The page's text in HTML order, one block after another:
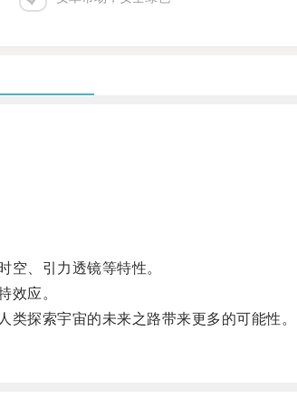
、引力透镜等特性。
效应。
探索宇宙的未来之路带来更多的可能性。